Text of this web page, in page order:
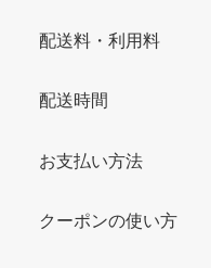
配送料・利用料
配送時間
お支払い方法
クーポンの使い方